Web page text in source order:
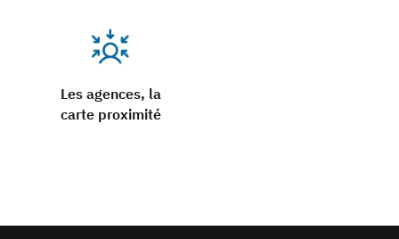
Les agences, la
carte proximité